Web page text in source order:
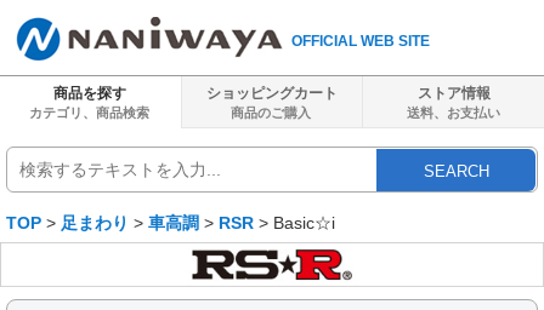
OFFICIAL WEB SITE
商品を探す
カテゴリ、商品検索
ショッピングカート
商品のご購入
ストア情報
送料、 お支払い
SEARCH
TOP > 足まわり > 車高調 > RSR > Basic☆i